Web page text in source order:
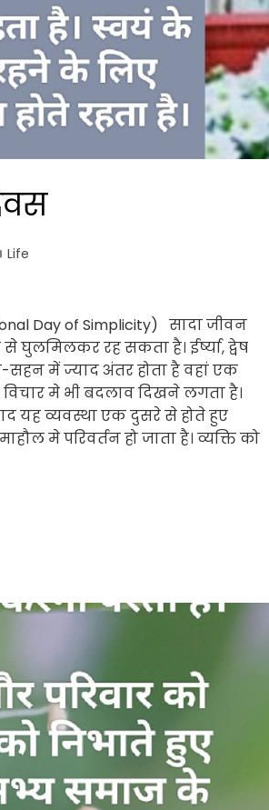
Life
Day of Simplicity) सादा जीवन
घुलमिलकर रह सकता है। ईर्ष्या, द्वेष
सहन में ज्याद अंतर होता है वहां एक
मे भी बदलाव दिखने लगता है।
यह व्यवस्था एक दुसरे से होते हुए
मे परिवर्तन हो जाता है। व्यक्ति को